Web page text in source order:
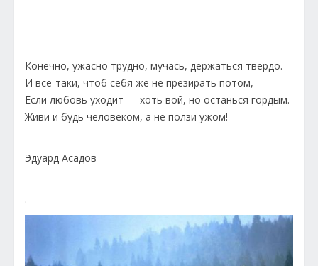
Конечно, ужасно трудно, мучась, держаться твердо.
И все-таки, чтоб себя же не презирать потом,
Если любовь уходит — хоть вой, но останься гордым.
Живи и будь человеком, а не ползи ужом!
Эдуард Асадов
.